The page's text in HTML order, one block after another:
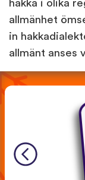
hakka i olika
allmänhet
in
allmänt anses